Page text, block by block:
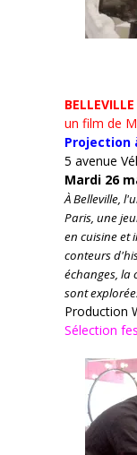
un film de
Projection
5 avenue
Mardi 26
À Belleville,
Paris, une
en cuisine et
conteurs
échanges, la
sont
Production
Sélection